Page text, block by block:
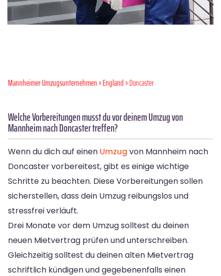
Mannheimer Umzugsunternehmen»England» Doncaster
Welche Vorbereitungen musst du vor deinem Umzug von
Mannheim nach Doncaster treffen?
Wenn du dich auf einen Umzug von Mannheim nach
Doncaster vorbereitest, gibt es einige wichtige
Schritte zu beachten. Diese Vorbereitungen sollen
sicherstellen, dass dein Umzug reibungslos und
stressfrei verläuft.
Drei Monate vor dem Umzug solltest du deinen
neuen Mietvertrag prüfen und unterschreiben.
Gleichzeitig solltest du deinen alten Mietvertrag
schriftlich kündigen und gegebenenfalls einen